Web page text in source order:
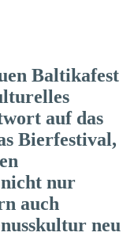
Baltikafest
auf das
Bierfestival,
nur
auch
neu